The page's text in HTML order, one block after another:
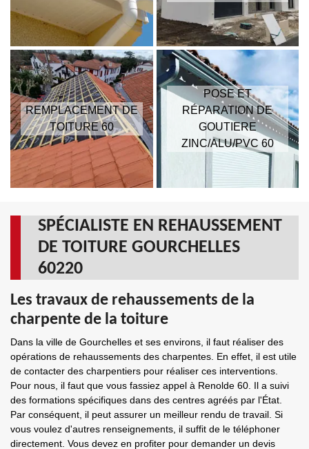
REMPLACEMENT DE
TOITURE 60
POSE ET
RÉPARATION DE
GOUTIERE
ZINC/ALU/PVC 60
SPÉCIALISTE EN REHAUSSEMENT
DE TOITURE GOURCHELLES
60220
Les travaux de rehaussements de la
charpente de la toiture
Dans la ville de Gourchelles et ses environs, il faut réaliser des
opérations de rehaussements des charpentes. En effet, il est utile
de contacter des charpentiers pour réaliser ces interventions.
Pour nous, il faut que vous fassiez appel à Renolde 60. Il a suivi
des formations spécifiques dans des centres agréés par l'État.
Par conséquent, il peut assurer un meilleur rendu de travail. Si
vous voulez d'autres renseignements, il suffit de le téléphoner
directement. Vous devez en profiter pour demander un devis